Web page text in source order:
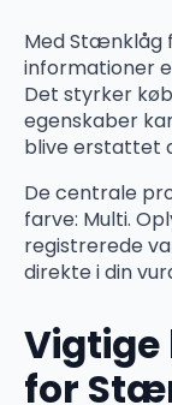
Med Stænklåg
informationer
Det styrker
egenskaber
blive erstattet
De centrale
farve: Multi.
registrerede
direkte i din
for